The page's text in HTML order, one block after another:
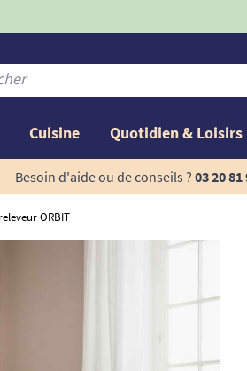
Cuisine Quotidien & Loisirs
Besoin d'aide ou de conseils ? 03 20 81
ORBIT